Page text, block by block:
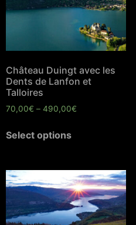
Château Duingt avec les
Dents de Lanfon et
Talloires
70,00€ – 490,00€
Select options